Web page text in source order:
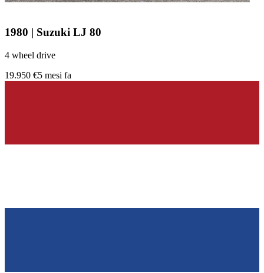
1980 | Suzuki LJ 80
4 wheel drive
19.950 €5 mesi fa